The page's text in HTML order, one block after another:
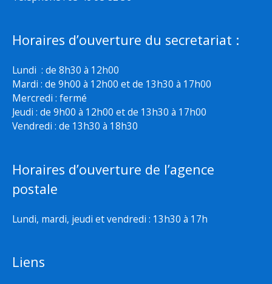
Horaires d’ouverture du secretariat :
Lundi : de 8h30 à 12h00
Mardi : de 9h00 à 12h00 et de 13h30 à 17h00
Mercredi : fermé
Jeudi : de 9h00 à 12h00 et de 13h30 à 17h00
Vendredi : de 13h30 à 18h30
Horaires d’ouverture de l’agence
postale
Lundi, mardi, jeudi et vendredi : 13h30 à 17h
Liens